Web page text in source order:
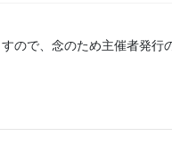
で、念のため主催者発行